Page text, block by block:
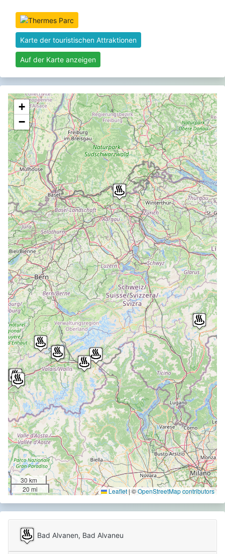
Karte der touristischen Attraktionen
Auf der Karte anzeigen
+
−
30 km
20 mi
Leaflet|©OpenStreetMap contributors
Bad Alvanen, Bad Alvaneu